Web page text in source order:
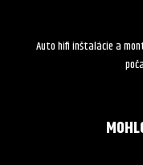
Auto hifi inštalácie a